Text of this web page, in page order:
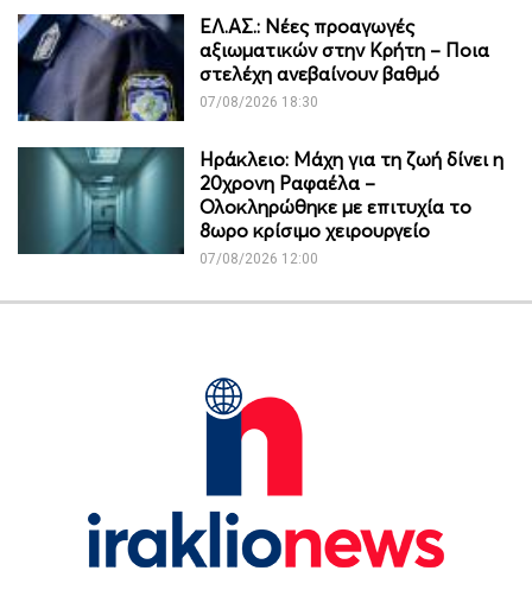
ΕΛ.ΑΣ.: Νέες προαγωγές
αξιωματικών στην Κρήτη – Ποια
στελέχη ανεβαίνουν βαθμό
07/08/2026 18:30
Ηράκλειο: Μάχη για τη ζωή δίνει η
20χρονη Ραφαέλα –
Ολοκληρώθηκε με επιτυχία το
8ωρο κρίσιμο χειρουργείο
07/08/2026 12:00